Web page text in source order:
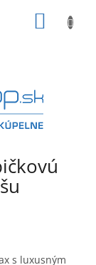
s luxusným